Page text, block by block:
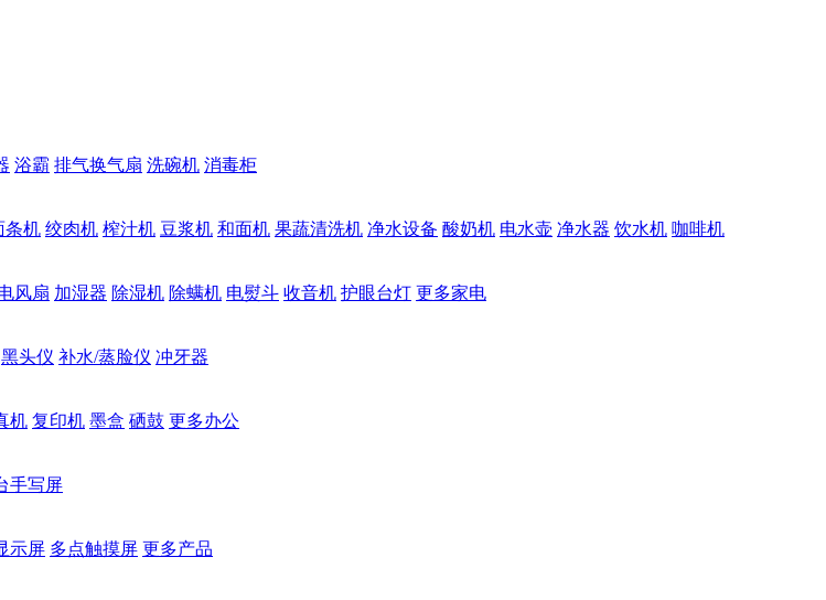
浴霸 排气换气扇 洗碗机 消毒柜
条机 绞肉机 榨汁机 豆浆机 和面机 果蔬清洗机 净水设备 酸奶机 电水壶 净水器 饮水机 咖啡机
风扇 加湿器 除湿机 除螨机 电熨斗 收音机 护眼台灯 更多家电
黑头仪 补水/蒸脸仪 冲牙器
机 复印机 墨盒 硒鼓 更多办公
手写屏
示屏 多点触摸屏 更多产品